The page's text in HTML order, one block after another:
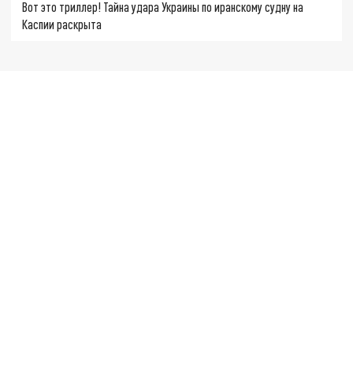
Вот это триллер! Тайна удара Украины по иранскому судну на
Каспии раскрыта